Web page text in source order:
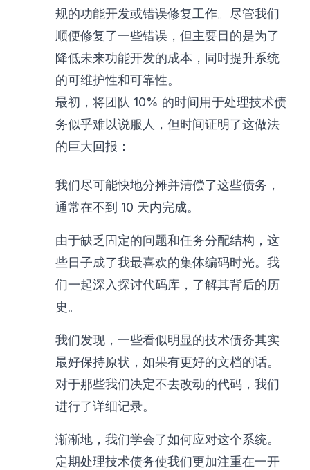
规的功能开发或错误修复工作。尽管我们
顺便修复了一些错误，但主要目的是为了
降低未来功能开发的成本，同时提升系统
的可维护性和可靠性。
最初，将团队 10% 的时间用于处理技术债
务似乎难以说服人，但时间证明了这做法
的巨大回报：
我们尽可能快地分摊并清偿了这些债务，
通常在不到 10 天内完成。
由于缺乏固定的问题和任务分配结构，这
些日子成了我最喜欢的集体编码时光。我
们一起深入探讨代码库，了解其背后的历
史。
我们发现，一些看似明显的技术债务其实
最好保持原状，如果有更好的文档的话。
对于那些我们决定不去改动的代码，我们
进行了详细记录。
渐渐地，我们学会了如何应对这个系统。
定期处理技术债务使我们更加注重在一开